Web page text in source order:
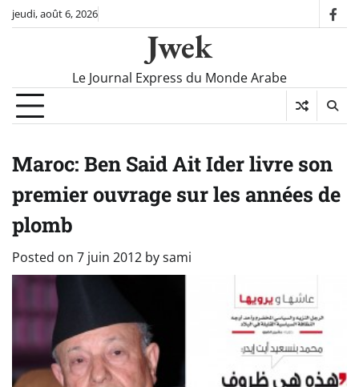
Skipjeudi, août 6, 2026
Jwek
Le Journal Express du Monde Arabe
Maroc: Ben Said Ait Ider livre son
premier ouvrage sur les années de
plomb
Posted on 7 juin 2012 bysami